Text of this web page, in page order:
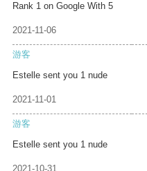
Rank 1 on Google With 5
2021-11-06
游客
Estelle sent you 1 nude
2021-11-01
游客
Estelle sent you 1 nude
2021-10-31